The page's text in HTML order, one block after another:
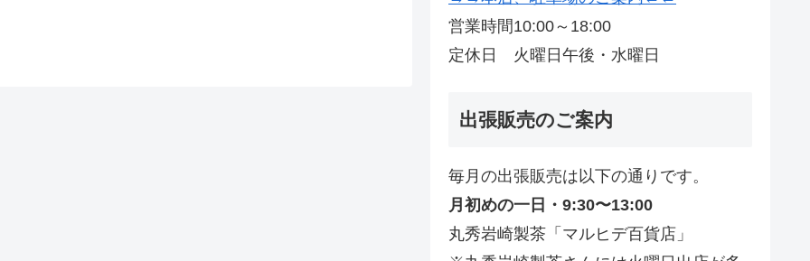
営業時間10:00～18:00
定休日 火曜日午後・水曜日
出張販売のご案内
毎月の出張販売は以下の通りです。
月初めの一日・9:30〜13:00
丸秀岩崎製茶「マルヒデ百貨店」